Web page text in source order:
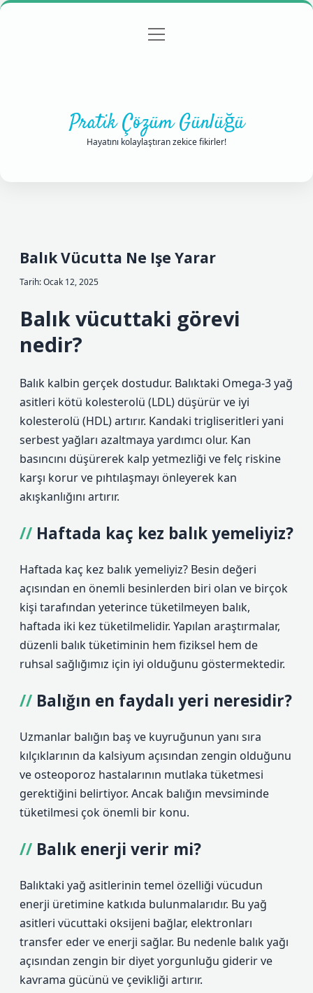
Gizlilik Politikası
menüyü
Pratik Çözüm Günlüğü
Hayatını kolaylaştıran zekice fikirler!
Balık Vücutta Ne Işe Yarar
Tarih: Ocak 12, 2025
Balık vücuttaki görevi
nedir?
Balık kalbin gerçek dostudur. Balıktaki Omega-3 yağ
asitleri kötü kolesterolü (LDL) düşürür ve iyi
kolesterolü (HDL) artırır. Kandaki trigliseritleri yani
serbest yağları azaltmaya yardımcı olur. Kan
basıncını düşürerek kalp yetmezliği ve felç riskine
karşı korur ve pıhtılaşmayı önleyerek kan
akışkanlığını artırır.
Haftada kaç kez balık yemeliyiz?
Haftada kaç kez balık yemeliyiz? Besin değeri
açısından en önemli besinlerden biri olan ve birçok
kişi tarafından yeterince tüketilmeyen balık,
haftada iki kez tüketilmelidir. Yapılan araştırmalar,
düzenli balık tüketiminin hem fiziksel hem de
ruhsal sağlığımız için iyi olduğunu göstermektedir.
Balığın en faydalı yeri neresidir?
Uzmanlar balığın baş ve kuyruğunun yanı sıra
kılçıklarının da kalsiyum açısından zengin olduğunu
ve osteoporoz hastalarının mutlaka tüketmesi
gerektiğini belirtiyor. Ancak balığın mevsiminde
tüketilmesi çok önemli bir konu.
Balık enerji verir mi?
Balıktaki yağ asitlerinin temel özelliği vücudun
enerji üretimine katkıda bulunmalarıdır. Bu yağ
asitleri vücuttaki oksijeni bağlar, elektronları
transfer eder ve enerji sağlar. Bu nedenle balık yağı
açısından zengin bir diyet yorgunluğu giderir ve
kavrama gücünü ve çevikliği artırır.